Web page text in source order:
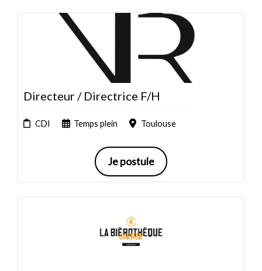
Directeur / Directrice F/H
CDI Temps plein Toulouse
Je postule